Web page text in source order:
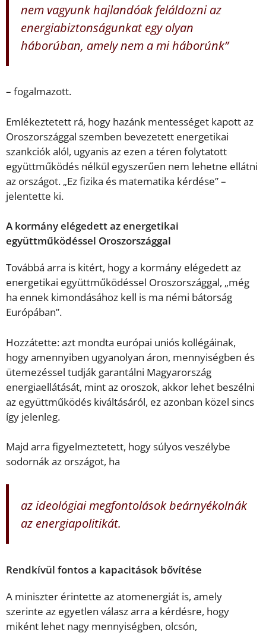
nem vagyunk hajlandóak feláldozni az
energiabiztonságunkat egy olyan
háborúban, amely nem a mi háborúnk”
– fogalmazott.
Emlékeztetett rá, hogy hazánk mentességet kapott az
Oroszországgal szemben bevezetett energetikai
szankciók alól, ugyanis az ezen a téren folytatott
együttműködés nélkül egyszerűen nem lehetne ellátni
az országot. „Ez fizika és matematika kérdése” –
jelentette ki.
A kormány elégedett az energetikai
együttműködéssel Oroszországgal
Továbbá arra is kitért, hogy a kormány elégedett az
energetikai együttműködéssel Oroszországgal, „még
ha ennek kimondásához kell is ma némi bátorság
Európában”.
Hozzátette: azt mondta európai uniós kollégáinak,
hogy amennyiben ugyanolyan áron, mennyiségben és
ütemezéssel tudják garantálni Magyarország
energiaellátását, mint az oroszok, akkor lehet beszélni
az együttműködés kiváltásáról, ez azonban közel sincs
így jelenleg.
Majd arra figyelmeztetett, hogy súlyos veszélybe
sodornák az országot, ha
az ideológiai megfontolások beárnyékolnák
az energiapolitikát.
Rendkívül fontos a kapacitások bővítése
A miniszter érintette az atomenergiát is, amely
szerinte az egyetlen válasz arra a kérdésre, hogy
miként lehet nagy mennyiségben, olcsón,